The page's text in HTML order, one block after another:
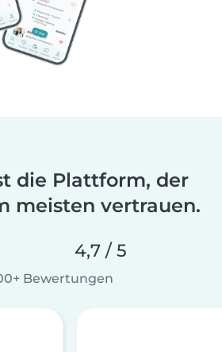
die Plattform, der
meisten vertrauen.
4,7 / 5
Bewertungen